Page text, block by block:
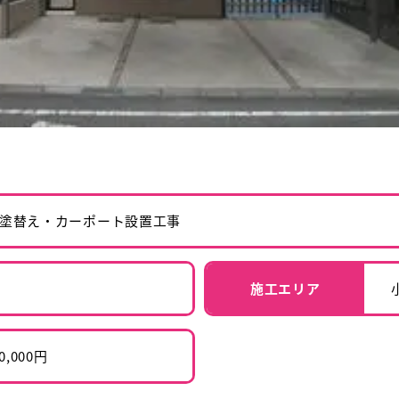
替え・カーポート設置工事
施工エリア
円